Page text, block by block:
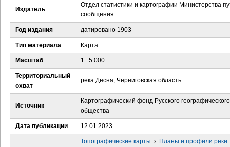
д
е
с
ь
Издатель
Отдел статистики и картографии Министерства
сообщения
Год издания датировано 1903
Тип материала Карта
Масштаб 1 : 5 000
Территориальный
охват
река Десна, Черниговская область
Источник
Картографический фонд Русского географического
общества
Дата публикации 12.01.2023
Топографические карты › Планы и профили реки